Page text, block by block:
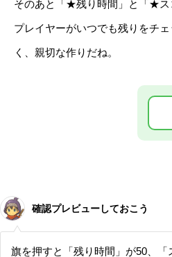
そのあと「★残り時間」と「★ス
プレイヤーがいつでも残りをチ
く、親切な作りだね。
確認プレビューしておこう
旗を押すと「残り時間」が50、